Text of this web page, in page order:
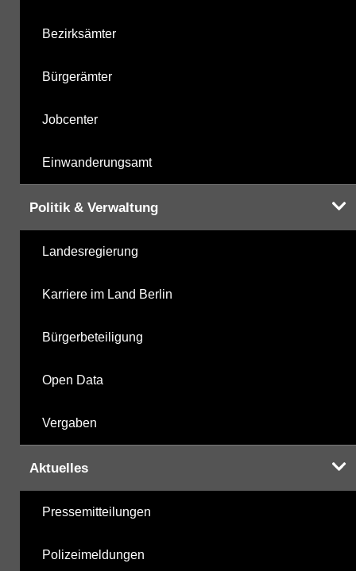
Bezirksämter
Bürgerämter
Jobcenter
Einwanderungsamt
Politik & Verwaltung
Landesregierung
Karriere im Land Berlin
Bürgerbeteiligung
Open Data
Vergaben
Aktuelles
Pressemitteilungen
Polizeimeldungen